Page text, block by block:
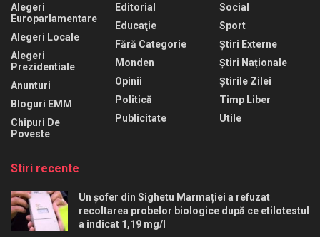
Alegeri
Europarlamentare
Alegeri Locale
Alegeri
Prezidentiale
Anunturi
Bloguri EMM
Chipuri De
Poveste
Editorial
Educaţie
Fără Categorie
Monden
Opinii
Politică
Publicitate
Social
Sport
Știri Externe
Știri Naționale
Știrile Zilei
Timp Liber
Utile
Stiri recente
Un șofer din Sighetu Marmației a refuzat
recoltarea probelor biologice după ce etilotestul
a indicat 1,19 mg/l